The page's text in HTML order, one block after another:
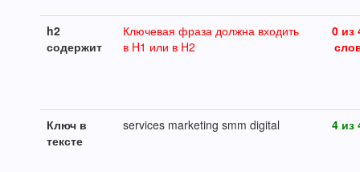
h2
содержит
Ключевая фраза должна входить
в H1 или в H2
0 из
Ключ в
тексте
services marketing smm digital 4 из